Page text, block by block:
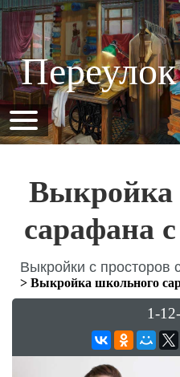
Выкройка
сарафана
Выкройки с просторов
> Выкройка школьного
1-